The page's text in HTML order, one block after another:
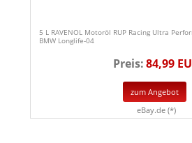
5 L RAVENOL Motoröl RUP Racing Ultra
BMW Longlife-04
Preis:84,99
zum Angebot
eBay.de (*)